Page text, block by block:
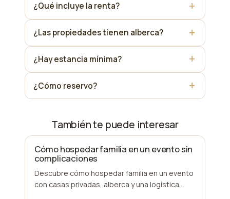
¿Qué incluye la renta?
¿Las propiedades tienen alberca?
¿Hay estancia mínima?
¿Cómo reservo?
También te puede interesar
Cómo hospedar familia en un evento sin
complicaciones
Descubre cómo hospedar familia en un evento
con casas privadas, alberca y una logística